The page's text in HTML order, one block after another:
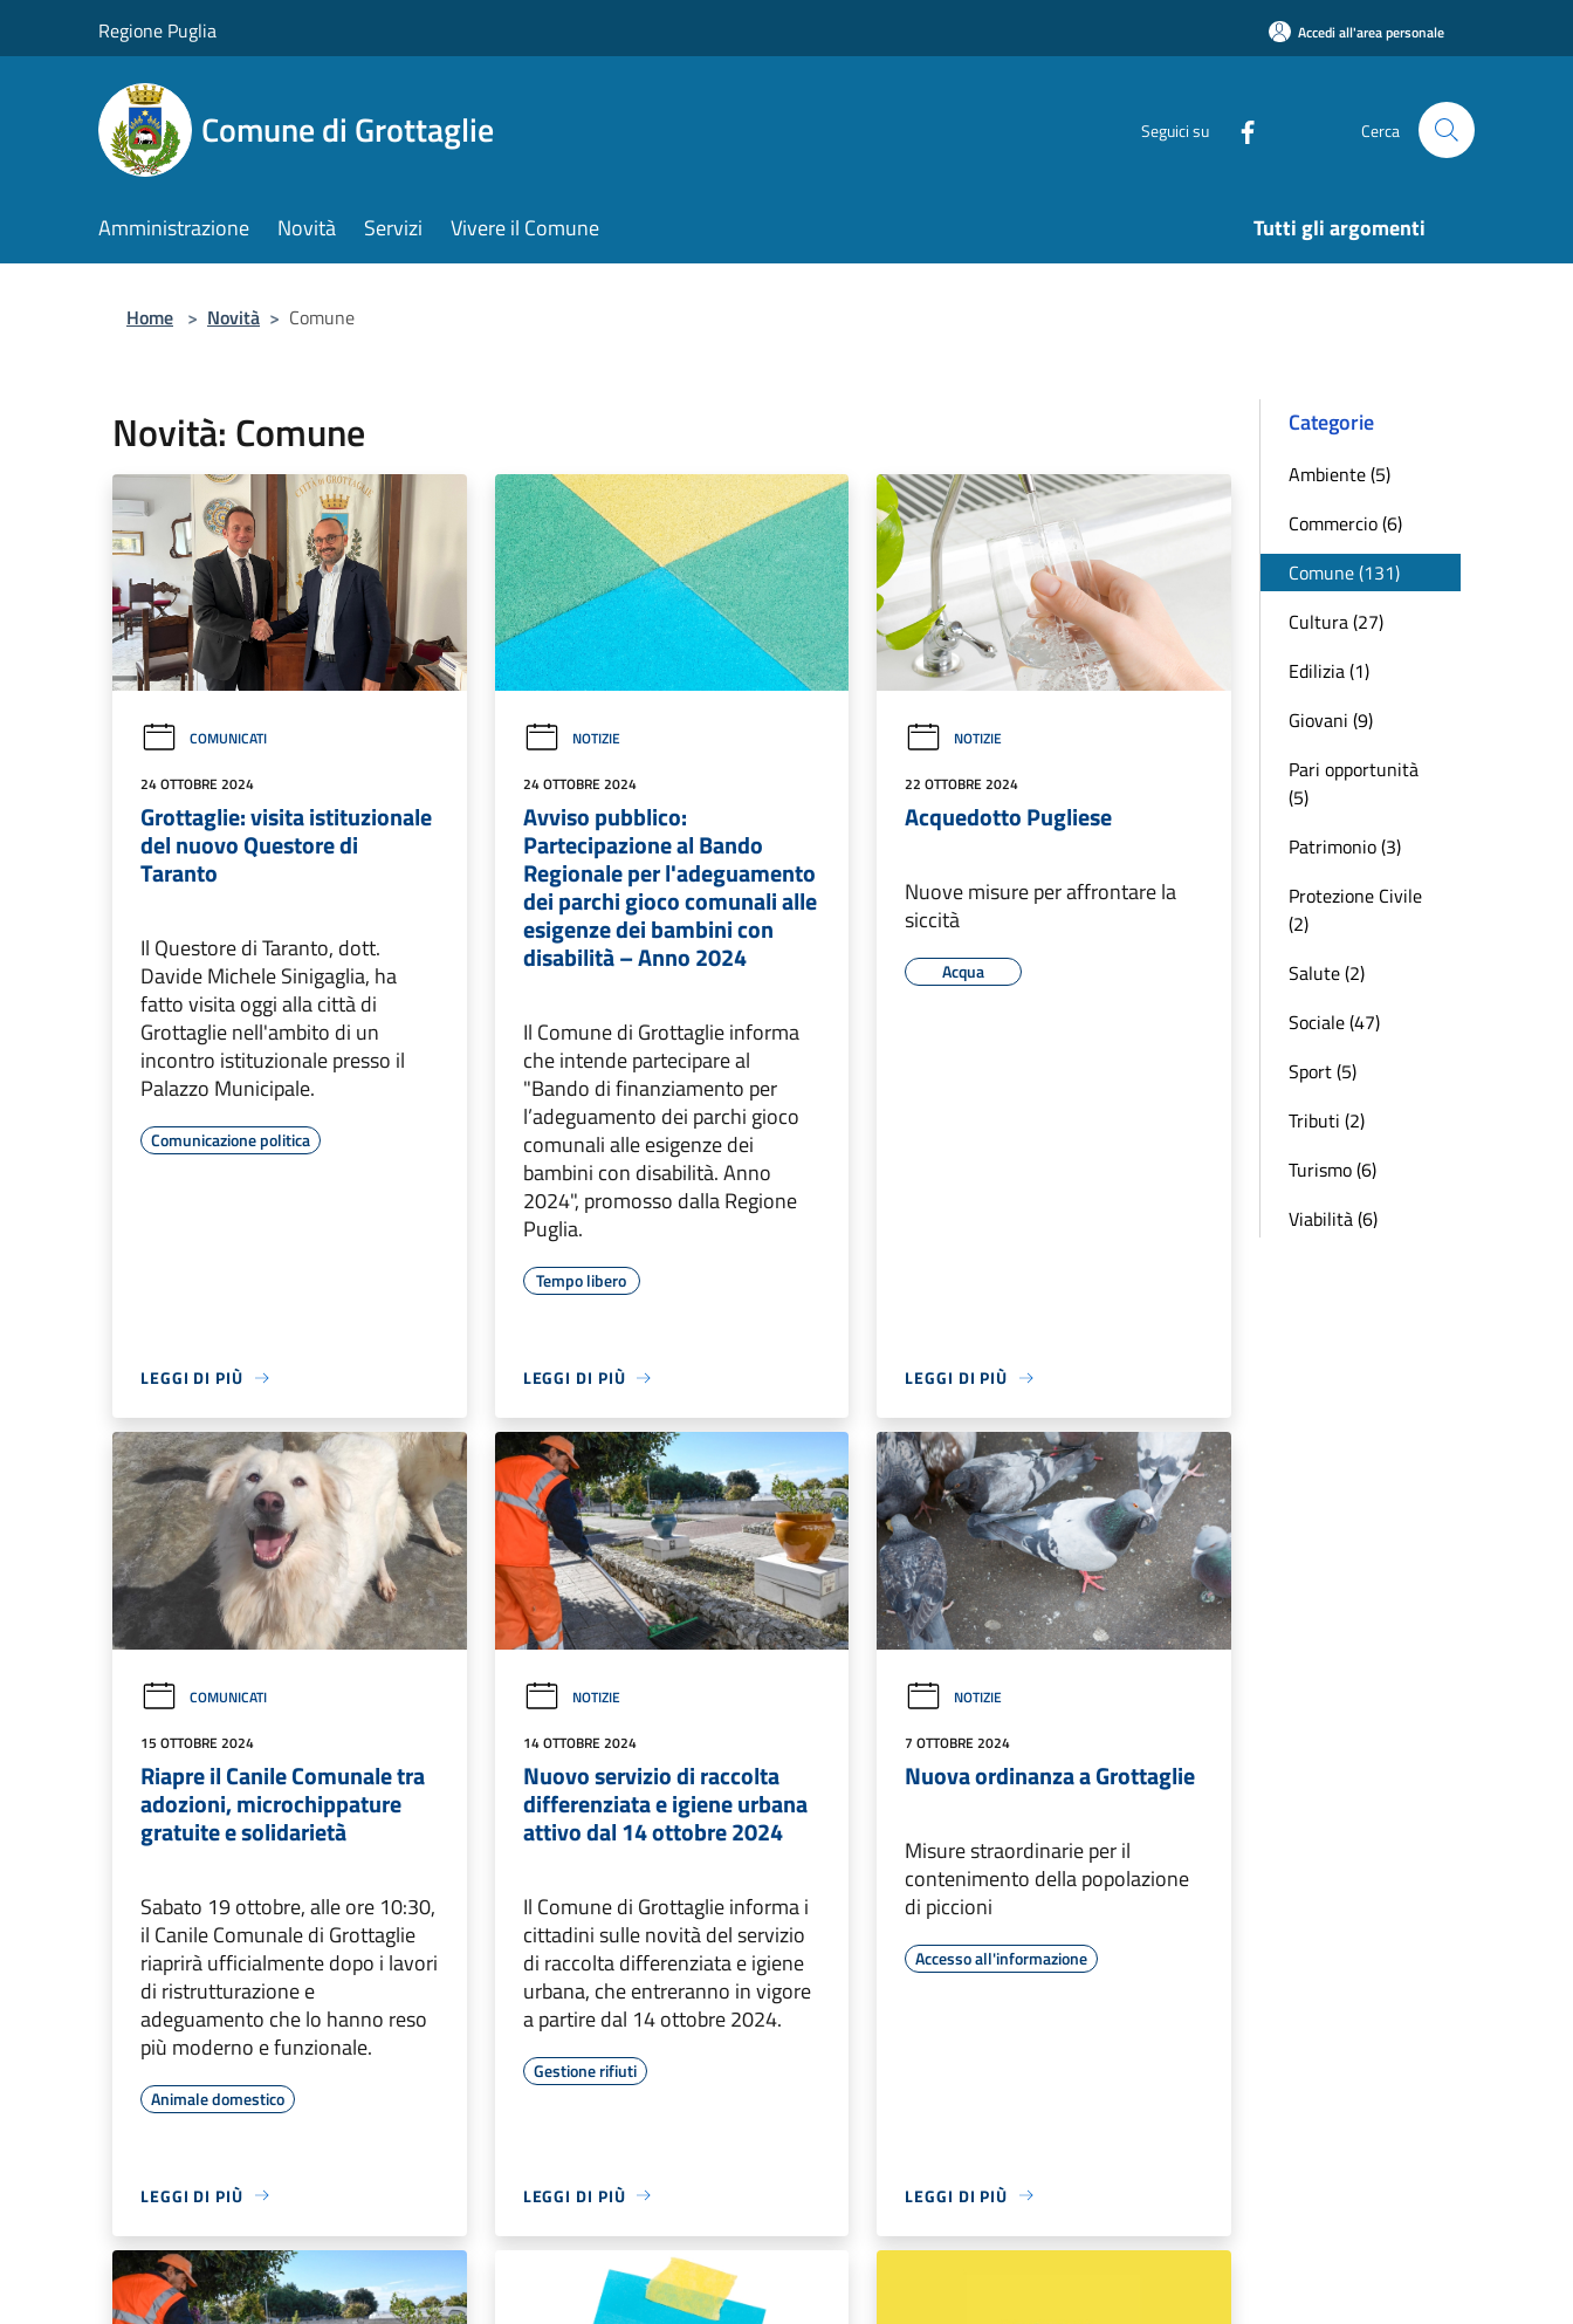
Regione Puglia Accedi all'area personale
Comune di Grottaglie Seguici su Cerca
Amministrazione Novità Servizi Vivere il Comune Tutti gli argomenti
Home > Novità > Comune
Novità: Comune
COMUNICATI
24 OTTOBRE 2024
Grottaglie: visita istituzionale
del nuovo Questore di
Taranto
Il Questore di Taranto, dott.
Davide Michele Sinigaglia, ha
fatto visita oggi alla città di
Grottaglie nell'ambito di un
incontro istituzionale presso il
Palazzo Municipale.
Comunicazione politica
LEGGI DI PIÙ
NOTIZIE
24 OTTOBRE 2024
Avviso pubblico:
Partecipazione al Bando
Regionale per l'adeguamento
dei parchi gioco comunali alle
esigenze dei bambini con
disabilità – Anno 2024
Il Comune di Grottaglie informa
che intende partecipare al
"Bando di finanziamento per
l’adeguamento dei parchi gioco
comunali alle esigenze dei
bambini con disabilità. Anno
2024", promosso dalla Regione
Puglia.
Tempo libero
LEGGI DI PIÙ
NOTIZIE
22 OTTOBRE 2024
Acquedotto Pugliese
Nuove misure per affrontare la
siccità
Acqua
LEGGI DI PIÙ
COMUNICATI
15 OTTOBRE 2024
Riapre il Canile Comunale tra
adozioni, microchippature
gratuite e solidarietà
Sabato 19 ottobre, alle ore 10:30,
il Canile Comunale di Grottaglie
riaprirà ufficialmente dopo i lavori
di ristrutturazione e
adeguamento che lo hanno reso
più moderno e funzionale.
Animale domestico
LEGGI DI PIÙ
NOTIZIE
14 OTTOBRE 2024
Nuovo servizio di raccolta
differenziata e igiene urbana
attivo dal 14 ottobre 2024
Il Comune di Grottaglie informa i
cittadini sulle novità del servizio
di raccolta differenziata e igiene
urbana, che entreranno in vigore
a partire dal 14 ottobre 2024.
Gestione rifiuti
LEGGI DI PIÙ
NOTIZIE
7 OTTOBRE 2024
Nuova ordinanza a Grottaglie
Misure straordinarie per il
contenimento della popolazione
di piccioni
Accesso all'informazione
LEGGI DI PIÙ
Categorie
Ambiente (5)
Commercio (6)
Comune (131)
Cultura (27)
Edilizia (1)
Giovani (9)
Pari opportunità
(5)
Patrimonio (3)
Protezione Civile
(2)
Salute (2)
Sociale (47)
Sport (5)
Tributi (2)
Turismo (6)
Viabilità (6)